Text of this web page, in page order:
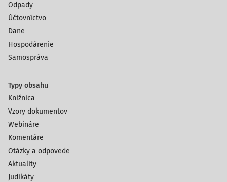
Odpady
Účtovníctvo
Dane
Hospodárenie
Samospráva
Typy obsahu
Knižnica
Vzory dokumentov
Webináre
Komentáre
Otázky a odpovede
Aktuality
Judikáty